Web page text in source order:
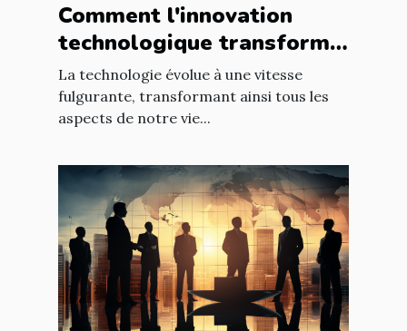
Comment l'innovation
technologique transforme
les entreprises à l'échelle
mondiale
La technologie évolue à une vitesse
fulgurante, transformant ainsi tous les
aspects de notre vie...